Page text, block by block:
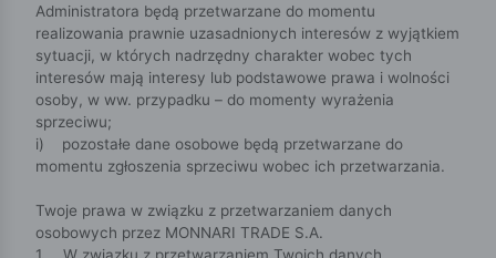
Administratora będą przetwarzane do momentu
realizowania prawnie uzasadnionych interesów z wyjątkiem
sytuacji, w których nadrzędny charakter wobec tych
interesów mają interesy lub podstawowe prawa i wolności
osoby, w ww. przypadku – do momenty wyrażenia
sprzeciwu;
i) pozostałe dane osobowe będą przetwarzane do
momentu zgłoszenia sprzeciwu wobec ich przetwarzania.
Twoje prawa w związku z przetwarzaniem danych
osobowych przez MONNARI TRADE S.A.